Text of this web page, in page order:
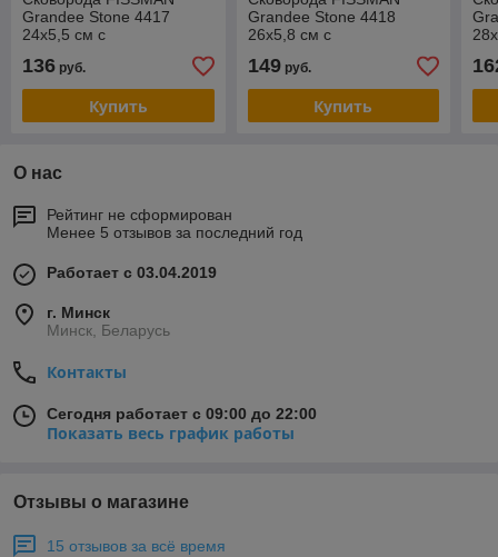
Grandee Stone 4417
24x5,5 см с
(алюминий с
антипригарным
покрытием)
136 руб.
Купить
Grandee Stone 4418
26x5,8 см с
(алюминий с
антипригарным
покрытием)
149руб.
Купить
О нас
Рейтинг не сформирован
Менее 5 отзывов за последний год
Работает с 03.04.2019
г. Минск
Минск, Беларусь
Контакты
Сегодня работает с 09:00 до 22:00
Показать весь график работы
Отзывы о магазине
15 отзывов за всё время